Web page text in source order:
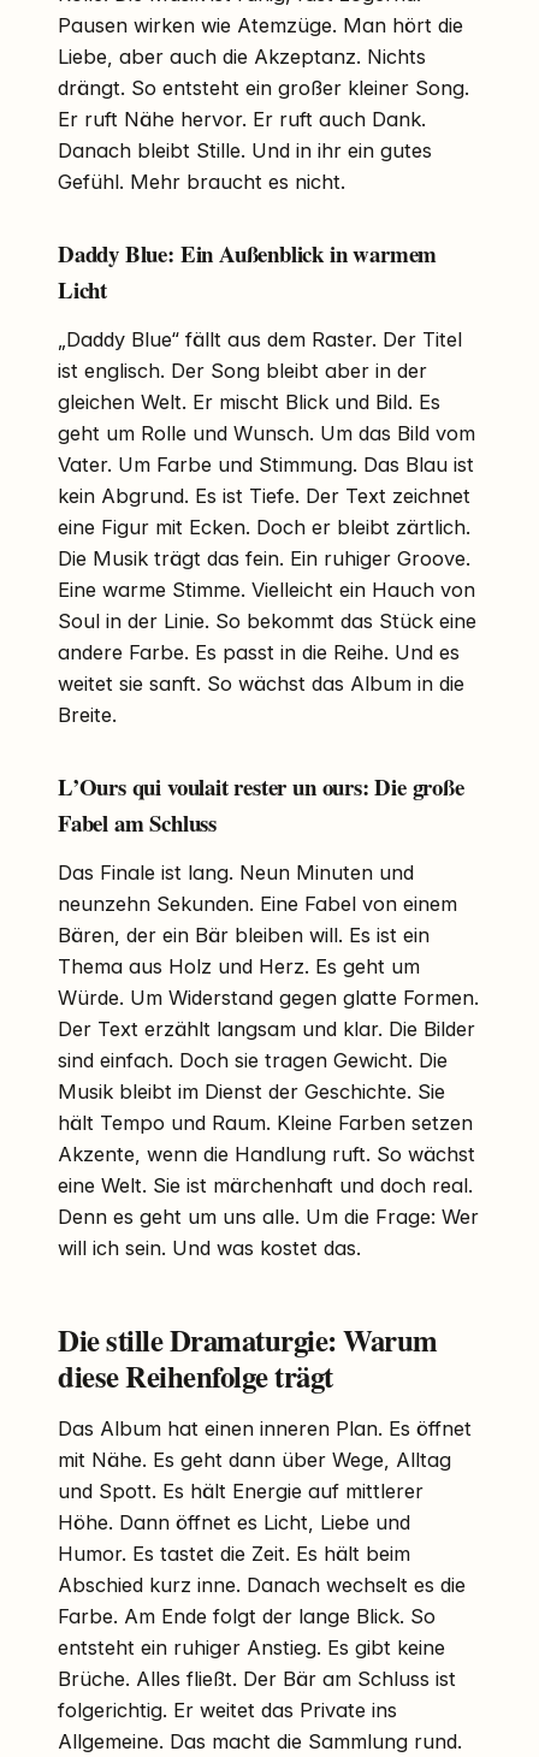
Pausen wirken wie Atemzüge. Man hört die
Liebe, aber auch die Akzeptanz. Nichts
drängt. So entsteht ein großer kleiner Song.
Er ruft Nähe hervor. Er ruft auch Dank.
Danach bleibt Stille. Und in ihr ein gutes
Gefühl. Mehr braucht es nicht.
Daddy Blue: Ein Außenblick in warmem
Licht
„Daddy Blue“ fällt aus dem Raster. Der Titel
ist englisch. Der Song bleibt aber in der
gleichen Welt. Er mischt Blick und Bild. Es
geht um Rolle und Wunsch. Um das Bild vom
Vater. Um Farbe und Stimmung. Das Blau ist
kein Abgrund. Es ist Tiefe. Der Text zeichnet
eine Figur mit Ecken. Doch er bleibt zärtlich.
Die Musik trägt das fein. Ein ruhiger Groove.
Eine warme Stimme. Vielleicht ein Hauch von
Soul in der Linie. So bekommt das Stück eine
andere Farbe. Es passt in die Reihe. Und es
weitet sie sanft. So wächst das Album in die
Breite.
L’Ours qui voulait rester un ours: Die große
Fabel am Schluss
Das Finale ist lang. Neun Minuten und
neunzehn Sekunden. Eine Fabel von einem
Bären, der ein Bär bleiben will. Es ist ein
Thema aus Holz und Herz. Es geht um
Würde. Um Widerstand gegen glatte Formen.
Der Text erzählt langsam und klar. Die Bilder
sind einfach. Doch sie tragen Gewicht. Die
Musik bleibt im Dienst der Geschichte. Sie
hält Tempo und Raum. Kleine Farben setzen
Akzente, wenn die Handlung ruft. So wächst
eine Welt. Sie ist märchenhaft und doch real.
Denn es geht um uns alle. Um die Frage: Wer
will ich sein. Und was kostet das.
Die stille Dramaturgie: Warum
diese Reihenfolge trägt
Das Album hat einen inneren Plan. Es öffnet
mit Nähe. Es geht dann über Wege, Alltag
und Spott. Es hält Energie auf mittlerer
Höhe. Dann öffnet es Licht, Liebe und
Humor. Es tastet die Zeit. Es hält beim
Abschied kurz inne. Danach wechselt es die
Farbe. Am Ende folgt der lange Blick. So
entsteht ein ruhiger Anstieg. Es gibt keine
Brüche. Alles fließt. Der Bär am Schluss ist
folgerichtig. Er weitet das Private ins
Allgemeine. Das macht die Sammlung rund.